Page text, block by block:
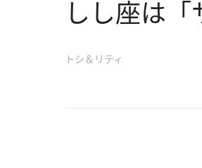
しし座は「
トシ＆リティ